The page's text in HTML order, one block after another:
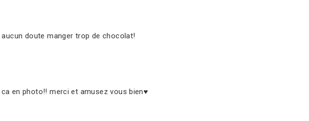
doute manger trop de chocolat!
en photo!! merci et amusez vous bien♥